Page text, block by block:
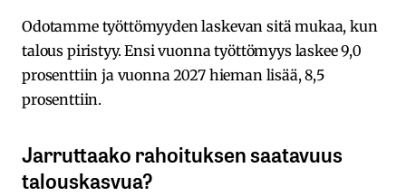
Odotamme työttömyyden laskevan sitä mukaa, kun
talous piristyy. Ensi vuonna työttömyys laskee 9,0
prosenttiin ja vuonna 2027 hieman lisää, 8,5
prosenttiin.
Jarruttaako rahoituksen saatavuus
talouskasvua?